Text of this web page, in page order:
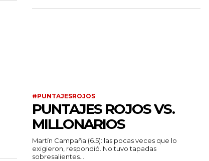
#PUNTAJESROJOS
PUNTAJES ROJOS VS.
MILLONARIOS
Martín Campaña (6.5): las pocas veces que lo
exigieron, respondió. No tuvo tapadas
sobresalientes...